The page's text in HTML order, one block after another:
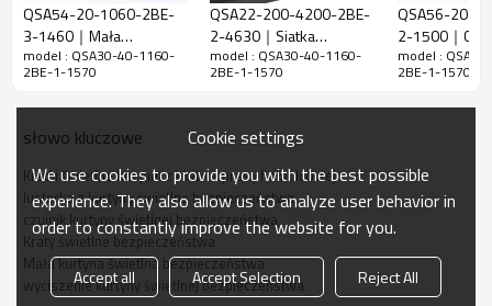
ochrony
1160 mm
Ogólny wymiar
51mm*35mm*L,L to długość nadajnika i
odbiornika.
wykrywania
30-6000 mm; 30-45000 mm
Czas
odpowiedzi
≤15ms
Dane mechaniczne
QSA54-20-1060-2BE-
3-1460｜Mała
bezpieczna siatka
świetlna Czujnik
model : QSA30-40-1160-
2BE-1-1570
QSA22-200-4200-2BE-
2-4630｜Siatka
bezpieczeństwa kurtyna
świetlna
model : QSA30-40-1160-
2BE-1-1570
QSA56-20-
2-1500｜
świetlnej
model :
2BE-1-1570
słowo kluczowe
Kratki świetlne bezpieczeństwa prasy hamulcowej
lusterka z kurtyną świetlną bezpieczeństwa
czujnik kurtyny świetlnej bezpieczeństwa
Kraty świetlne bezpieczeństwa
Mała kurtyna świetlna bezpieczeństwa
wyciszenie kurtyny świetlnej bezpieczeństwa
Cookie settings
We use cookies to provide you with the best possible
experience. They also allow us to analyze user behavior in
order to constantly improve the website for you.
Accept all Accept Selection Reject All